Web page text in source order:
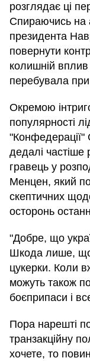
розглядає ці
Спираючись на
президента
повернути
колишній вплив
перебувала
Окремою
популярності
"Конфедерації"
дедалі частіше
гравець у
Менцен, який
скептичних
осторонь
"Добре, що
Шкода лише, що
цукерки. Коли
можуть також
боєприпаси і
Пора нарешті
транзакційну
хочете, то